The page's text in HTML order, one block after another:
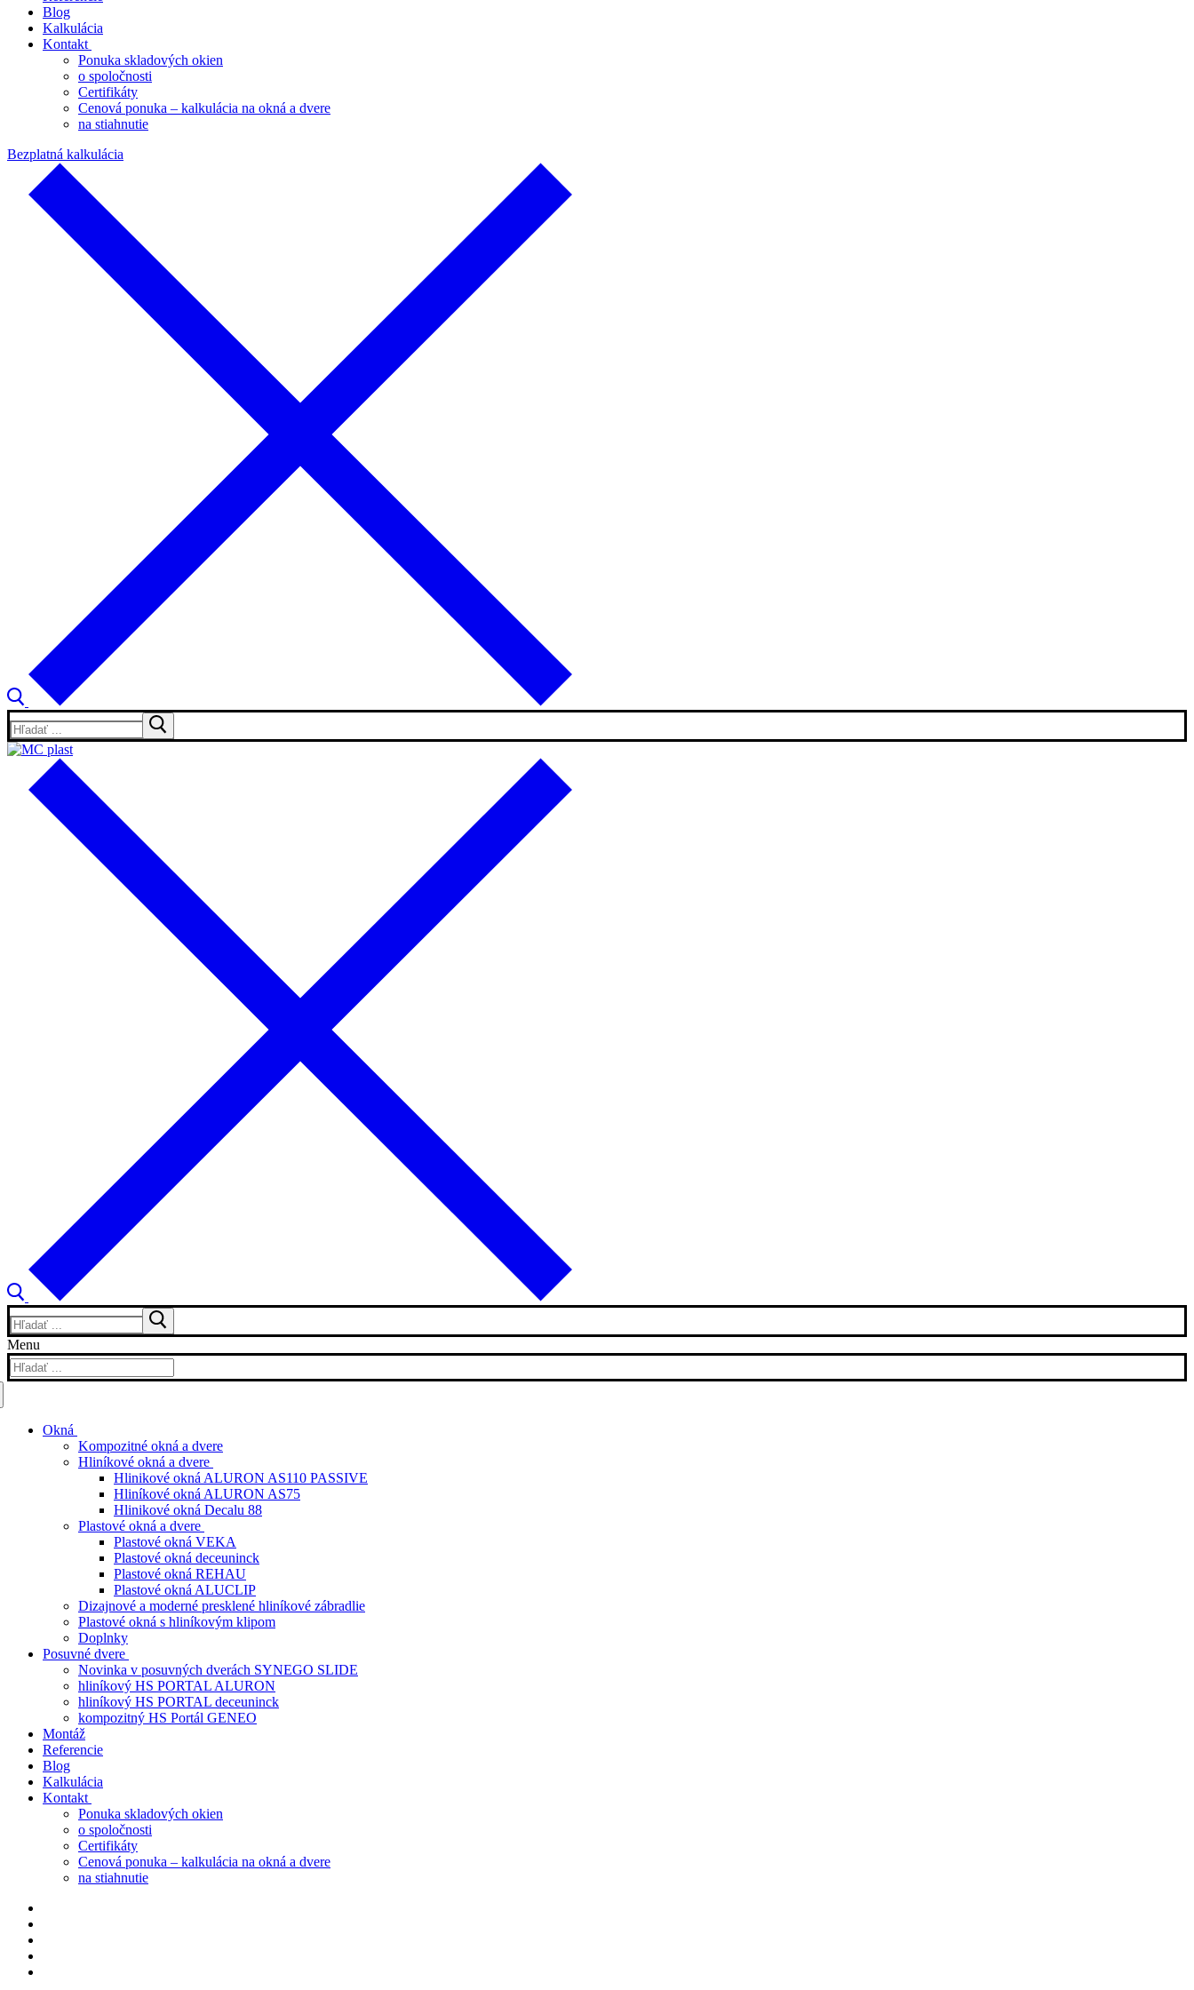
Blog
Kalkulácia
Kontakt
Ponuka skladových okien
o spoločnosti
Certifikáty
Cenová ponuka – kalkulácia na okná a dvere
na stiahnutie
Bezplatná kalkulácia
Hľadať:
Hľadať:
Menu
Hľadať:
Okná
Kompozitné okná a dvere
Hliníkové okná a dvere
Hlinikové okná ALURON AS110 PASSIVE
Hliníkové okná ALURON AS75
Hlinikové okná Decalu 88
Plastové okná a dvere
Plastové okná VEKA
Plastové okná deceuninck
Plastové okná REHAU
Plastové okná ALUCLIP
Dizajnové a moderné presklené hliníkové zábradlie
Plastové okná s hliníkovým klipom
Doplnky
Posuvné dvere
Novinka v posuvných dverách SYNEGO SLIDE
hliníkový HS PORTAL ALURON
hliníkový HS PORTAL deceuninck
kompozitný HS Portál GENEO
Montáž
Referencie
Blog
Kalkulácia
Kontakt
Ponuka skladových okien
o spoločnosti
Certifikáty
Cenová ponuka – kalkulácia na okná a dvere
na stiahnutie